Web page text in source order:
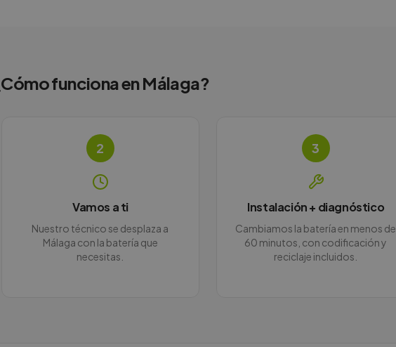
funciona enMálaga?
2
Vamos a ti
Nuestro técnico se desplaza a
Málaga con la batería que
necesitas.
3
Instalación + diagnóstico
Cambiamos la batería en menos de
60 minutos, con codificación y
reciclaje incluidos.